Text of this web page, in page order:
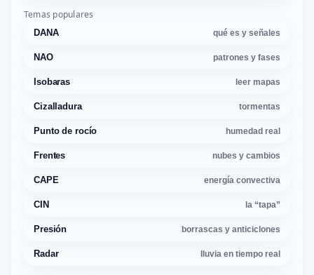
Temas populares
DANA qué es y señales
NAO patrones y fases
Isobaras leer mapas
Cizalladura tormentas
Punto de rocío humedad real
Frentes nubes y cambios
CAPE energía convectiva
CIN la “tapa”
Presión borrascas y anticiclones
Radar lluvia en tiempo real